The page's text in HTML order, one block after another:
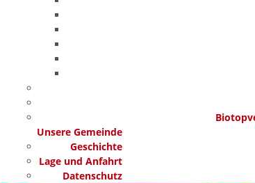
Unsere Gemeinde
Geschichte
Lage und Anfahrt
Datenschutz